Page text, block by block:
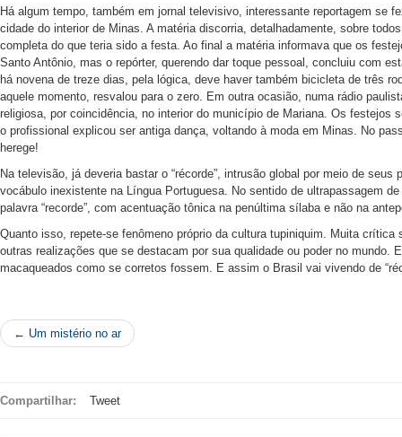
Há algum tempo, também em jornal televisivo, interessante reportagem se
cidade do interior de Minas. A matéria discorria, detalhadamente, sobre
completa do que teria sido a festa. Ao final a matéria informava que os
Santo Antônio, mas o repórter, querendo dar toque pessoal, concluiu com
há novena de treze dias, pela lógica, deve haver também bicicleta de três
aquele momento, resvalou para o zero. Em outra ocasião, numa rádio
religiosa, por coincidência, no interior do município de Mariana. Os festejos
o profissional explicou ser antiga dança, voltando à moda em Minas. No
herege!
Na televisão, já deveria bastar o “récorde”, intrusão global por meio de
vocábulo inexistente na Língua Portuguesa. No sentido de ultrapassagem
palavra “recorde”, com acentuação tônica na penúltima sílaba e não na
Quanto isso, repete-se fenômeno próprio da cultura tupiniquim. Muita
outras realizações que se destacam por sua qualidade ou poder no mundo.
macaqueados como se corretos fossem. E assim o Brasil vai vivendo de
← Um mistério no ar
Compartilhar: Tweet